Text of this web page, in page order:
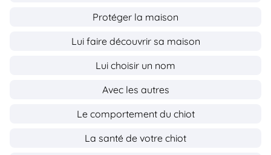
Protéger la maison
Lui faire découvrir sa maison
Lui choisir un nom
Avec les autres
Le comportement du chiot
La santé de votre chiot